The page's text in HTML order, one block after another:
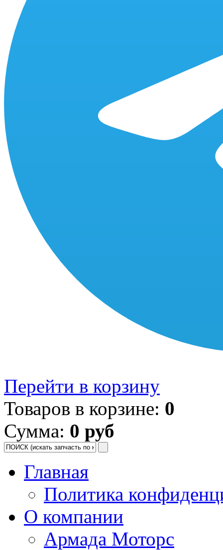
Перейти в корзину
Товаров в корзине: 0
Сумма: 0 руб
Главная
Политика
О компании
Армада Моторс